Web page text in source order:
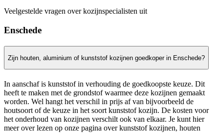
Veelgestelde vragen over kozijnspecialisten uit
Enschede
Zijn houten, aluminium of kunststof kozijnen goedkoper in Enschede?
In aanschaf is kunststof in verhouding de goedkoopste keuze. Dit
heeft te maken met de grondstof waarmee deze kozijnen gemaakt
worden. Wel hangt het verschil in prijs af van bijvoorbeeld de
houtsoort of de keuze in het soort kunststof kozijn. De kosten voor
het onderhoud van kozijnen verschilt ook van elkaar. Je kunt hier
meer over lezen op onze pagina over kunststof kozijnen, houten